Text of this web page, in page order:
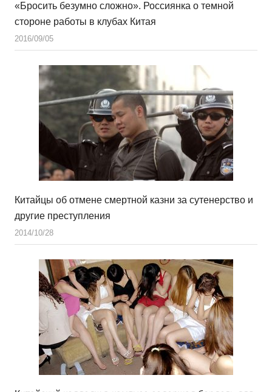
«Бросить безумно сложно». Россиянка о темной
стороне работы в клубах Китая
2016/09/05
Китайцы об отмене смертной казни за сутенерство и
другие преступления
2014/10/28